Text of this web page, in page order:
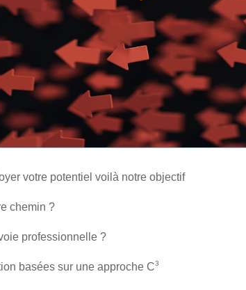
votre potentiel voilà notre objectif
chemin ?
professionnelle ?
basées sur une approche C3